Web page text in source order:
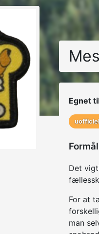
Egnet
Det
For at
man